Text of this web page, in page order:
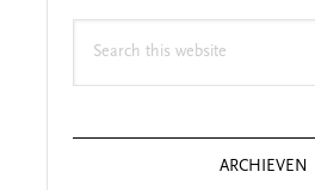
ARCHIEVEN